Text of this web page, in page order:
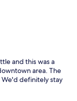
and this was a
area. The
definitely stay